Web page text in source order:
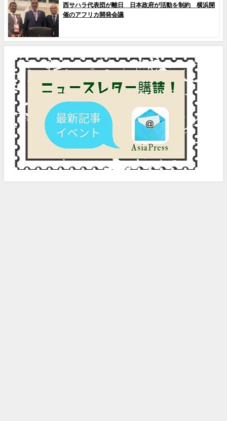
西サハラ代表団が離日 日本政府が活動を制約 横浜開
催のアフリカ開発会議